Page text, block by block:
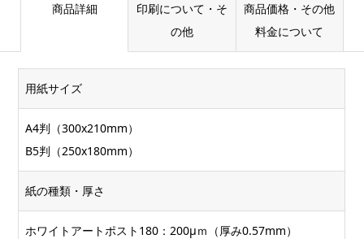
商品詳細
印刷について・そ
の他
商品価格・その他
料金について
用紙サイズ
A4判（300x210mm）
B5判（250x180mm）
紙の種類・厚さ
ホワイトアートポスト180：200μｍ（厚み0.57mm）